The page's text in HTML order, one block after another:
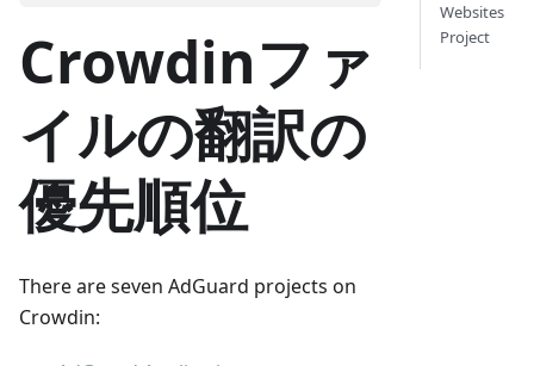
Crowdinファ
イルの翻訳の
優先順位
There are seven AdGuard projects on
Crowdin:
Websites
Project